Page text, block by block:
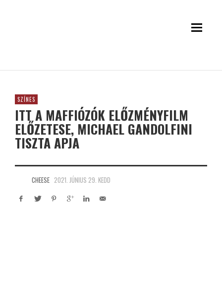
SZÍNES
ITT A MAFFIÓZÓK ELŐZMÉNYFILM
ELŐZETESE, MICHAEL GANDOLFINI
TISZTA APJA
CHEESE 2021. JÚNIUS 29. KEDD